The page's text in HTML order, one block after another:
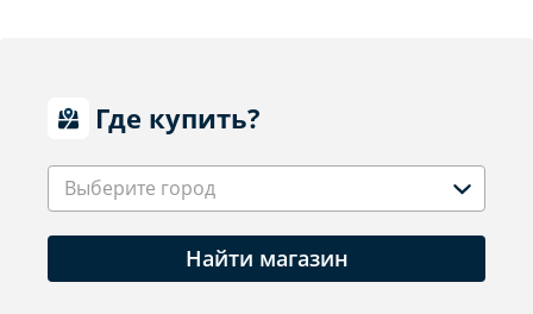
Где купить?
Выберите город
Найти магазин